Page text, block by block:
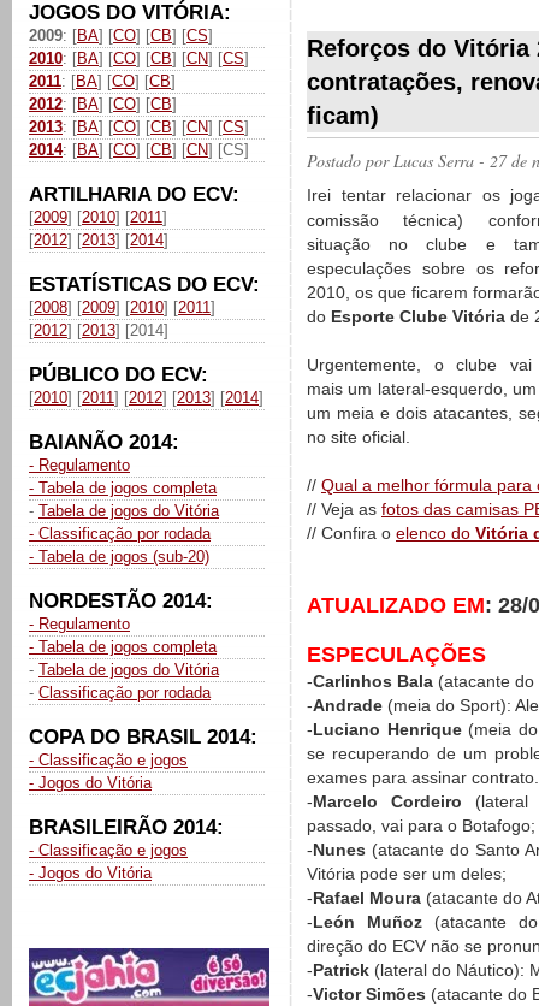
JOGOS DO VITÓRIA:
2009: [BA] [CO] [CB] [CS]
2010: [BA] [CO] [CB] [CN] [CS]
2011: [BA] [CO] [CB]
2012: [BA] [CO] [CB]
2013: [BA] [CO] [CB] [CN] [CS]
2014: [BA] [CO] [CB] [CN] [CS]
ARTILHARIA DO ECV:
[2009] [2010] [2011]
[2012] [2013] [2014]
ESTATÍSTICAS DO ECV:
[2008] [2009] [2010] [2011]
[2012] [2013] [2014]
PÚBLICO DO ECV:
[2010] [2011] [2012] [2013] [2014]
BAIANÃO 2014:
- Regulamento
- Tabela de jogos completa
- Tabela de jogos do Vitória
- Classificação por rodada
- Tabela de jogos (sub-20)
NORDESTÃO 2014:
- Regulamento
- Tabela de jogos completa
- Tabela de jogos do Vitória
- Classificação por rodada
COPA DO BRASIL 2014:
- Classificação e jogos
- Jogos do Vitória
BRASILEIRÃO 2014:
- Classificação e jogos
- Jogos do Vitória
Reforços do Vitória
contratações,
ficam)
Postado porLucas Serra - 27 de
Irei tentar relacionar os
comissão técnica)
situação no clube e
especulações sobre os
2010, os que ficarem
do Esporte Clube Vitória de
Urgentemente, o clube vai
mais um lateral-esquerdo,
um meia e dois atacantes,
no site oficial.
// Qual a melhor fórmula
// Veja as fotos das camisas
// Confira o elenco do Vitória
ATUALIZADO EM: 28/
ESPECULAÇÕES
-Carlinhos Bala (atacante
-Andrade (meia do Sport):
-Luciano Henrique(meia do
se recuperando de um
exames para assinar contrato.
-Marcelo Cordeiro (lateral
passado, vai para o Botafogo;
-Nunes (atacante do Santo
Vitória pode ser um deles;
-Rafael Moura (atacante do
-León Muñoz (atacante
direção do ECV não se
-Patrick (lateral do Náutico):
-Victor Simões (atacante do